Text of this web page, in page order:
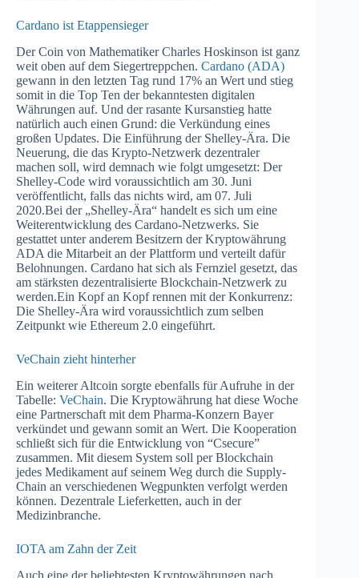
Cardano ist Etappensieger
Der Coin von Mathematiker Charles Hoskinson ist ganz
weit oben auf dem Siegertreppchen. Cardano (ADA)
gewann in den letzten Tag rund 17% an Wert und stieg
somit in die Top Ten der bekanntesten digitalen
Währungen auf. Und der rasante Kursanstieg hatte
natürlich auch einen Grund: die Verkündung eines
großen Updates. Die Einführung der Shelley-Ära. Die
Neuerung, die das Krypto-Netzwerk dezentraler
machen soll, wird demnach wie folgt umgesetzt: Der
Shelley-Code wird voraussichtlich am 30. Juni
veröffentlicht, falls das nichts wird, am 07. Juli
2020.Bei der „Shelley-Ära“ handelt es sich um eine
Weiterentwicklung des Cardano-Netzwerks. Sie
gestattet unter anderem Besitzern der Kryptowährung
ADA die Mitarbeit an der Plattform und verteilt dafür
Belohnungen. Cardano hat sich als Fernziel gesetzt, das
am stärksten dezentralisierte Blockchain-Netzwerk zu
werden.Ein Kopf an Kopf rennen mit der Konkurrenz:
Die Shelley-Ära wird voraussichtlich zum selben
Zeitpunkt wie Ethereum 2.0 eingeführt.
VeChain zieht hinterher
Ein weiterer Altcoin sorgte ebenfalls für Aufruhe in der
Tabelle: VeChain. Die Kryptowährung hat diese Woche
eine Partnerschaft mit dem Pharma-Konzern Bayer
verkündet und gewann somit an Wert. Die Kooperation
schließt sich für die Entwicklung von “Csecure”
zusammen. Mit diesem System soll per Blockchain
jedes Medikament auf seinem Weg durch die Supply-
Chain an verschiedenen Wegpunkten verfolgt werden
können. Dezentrale Lieferketten, auch in der
Medizinbranche.
IOTA am Zahn der Zeit
Auch eine der beliebtesten Kryptowährungen nach